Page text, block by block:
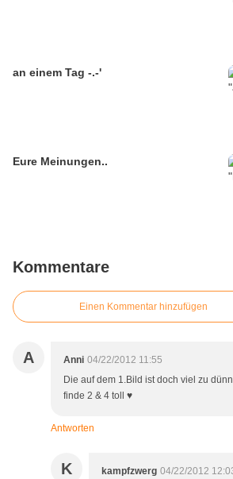
an einem Tag -.-'
Eure Meinungen..
Kommentare
Einen Kommentar hinzufügen
A Anni 04/22/2012 11:55
Die auf dem 1.Bild ist doch viel zu
finde 2 & 4 toll ♥
Antworten
K kampfzwerg 04/22/2012